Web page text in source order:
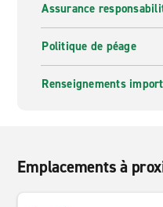
Assurance
Politique de péage
Renseignements
Emplacements à